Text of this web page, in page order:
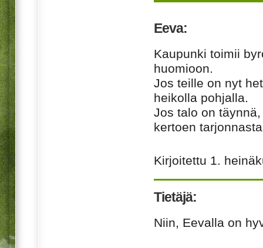
Eeva:
Kaupunki toimii
huomioon.
Jos teille on nyt
heikolla pohjalla.
Jos talo on
kertoen
Kirjoitettu 1.
Tietäjä:
Niin, Eevalla on